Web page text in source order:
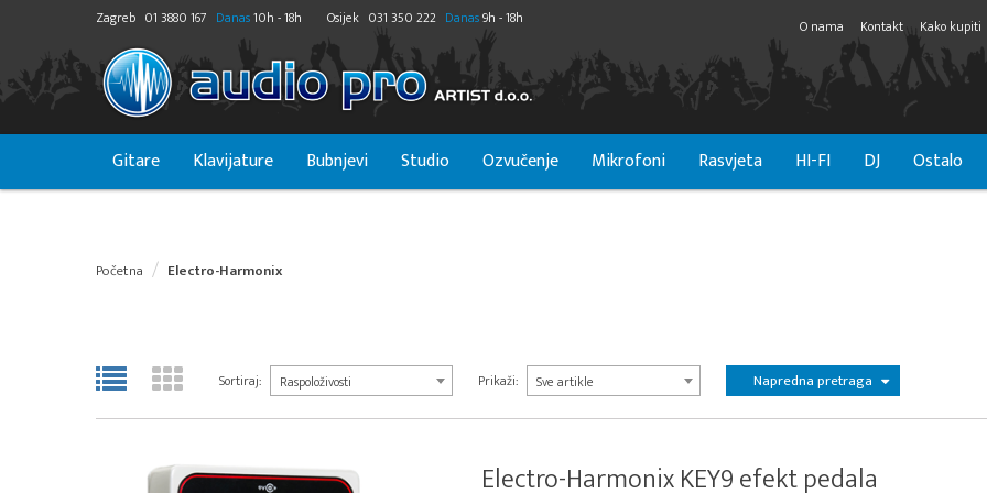
Zagreb 01 3880 167 Danas10h - 18h Osijek 031 350 222 Danas9h - 18h O nama Kontakt Kako kupiti
Gitare Klavijature Bubnjevi Studio Ozvučenje Mikrofoni Rasvjeta HI-FI DJ Ostalo
Početna Electro-Harmonix
Sortiraj: Raspoloživosti Prikaži: Sve artikle Napredna pretraga
Electro-Harmonix KEY9 efekt pedala